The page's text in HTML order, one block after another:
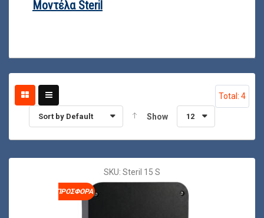
Μοντέλα Steril
Total: 4
Sort by Default Show 12
SKU: Steril 15 S
ΠΡΟΣΦΟΡΆ